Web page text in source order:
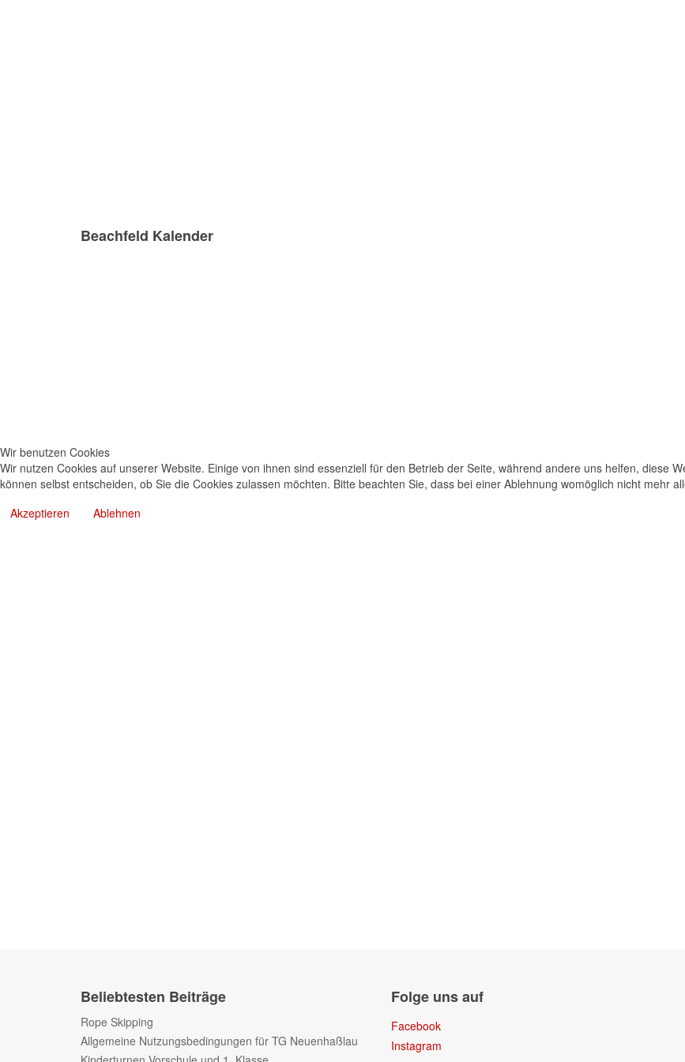
Beachfeld Kalender
Beliebtesten Beiträge
Rope Skipping
Allgemeine Nutzungsbedingungen für TG Neuenhaßlau
Folge uns auf
Facebook
Instagram
Wir benutzen Cookies
Wir nutzen Cookies auf unserer Website. Einige von ihnen sind essenziell für den Betrieb der Seite, während andere uns helfen, diese
können selbst entscheiden, ob Sie die Cookies zulassen möchten. Bitte beachten Sie, dass bei einer Ablehnung womöglich nicht mehr
Akzeptieren
Ablehnen